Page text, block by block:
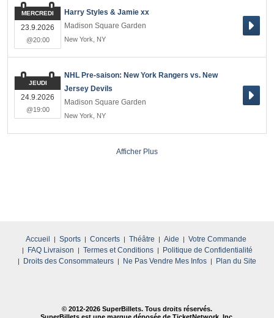
Harry Styles & Jamie xx
Madison Square Garden
New York NY
MERCREDI
23.9.2026
@20:00
NHL Pre-saison: New York Rangers vs. New
Jersey Devils
Madison Square Garden
New York NY
JEUDI
24.9.2026
@19:00
Afficher Plus
Accueil Sports Concerts Théâtre Aide
Votre Commande
FAQ Livraison
Termes et Conditions
Politique de Confidentialité
Droits des Consommateurs
Ne Pas Vendre Mes Infos Plan du Site
© 2012-2026 SuperBillets. Tous droits réservés.